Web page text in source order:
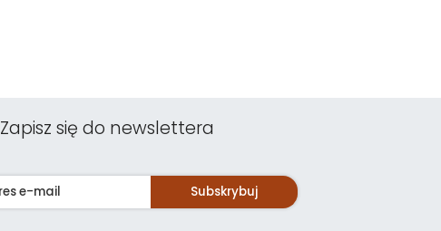
Zapisz się do newslettera
Subskrybuj